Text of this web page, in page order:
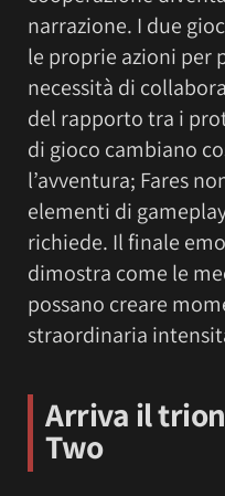
narrazione. I due
le proprie azioni per
necessità di
del rapporto tra i
di gioco cambiano
l’avventura; Fares
elementi di
richiede. Il finale
dimostra come le
possano creare
straordinaria
Arriva il
Two